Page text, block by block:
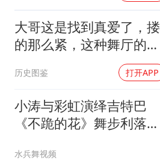
大哥这是找到真爱了，搂
的那么紧，这种舞厅的氛
历史图鉴 打开APP
小涛与彩虹演绎吉特巴
《不跪的花》舞步利落洒
水兵舞视频